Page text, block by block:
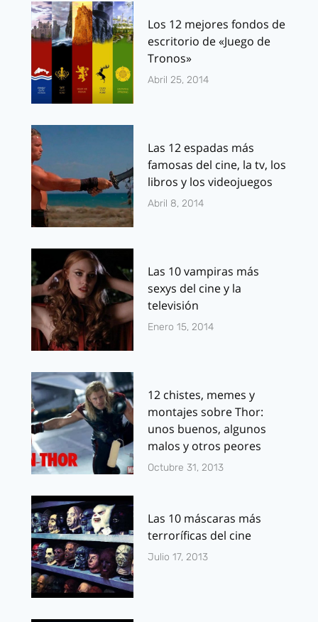
Los 12 mejores fondos de
escritorio de «Juego de
Tronos»
Abril 25, 2014
Las 12 espadas más
famosas del cine, la tv, los
libros y los videojuegos
Abril 8, 2014
Las 10 vampiras más
sexys del cine y la
televisión
Enero 15, 2014
12 chistes, memes y
montajes sobre Thor:
unos buenos, algunos
malos y otros peores
Octubre 31, 2013
Las 10 máscaras más
terroríficas del cine
Julio 17, 2013